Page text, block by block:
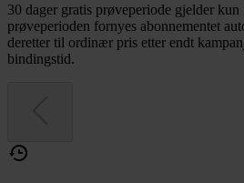
30 dager gratis prøveperiode gjelder kun
prøveperioden fornyes abonnementet
deretter til ordinær pris etter endt
bindingstid.